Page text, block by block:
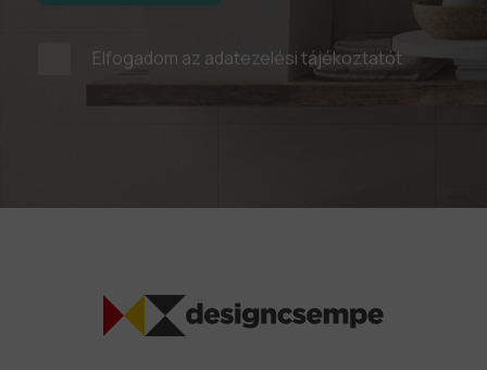
Elfogadom az adatezelési tájékoztatót